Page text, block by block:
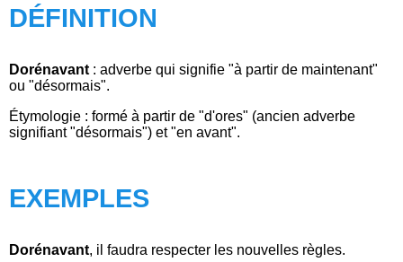
DÉFINITION
Dorénavant : adverbe qui signifie "à partir de maintenant"
ou "désormais".
Étymologie : formé à partir de "d'ores" (ancien adverbe
signifiant "désormais") et "en avant".
EXEMPLES
Dorénavant, il faudra respecter les nouvelles règles.